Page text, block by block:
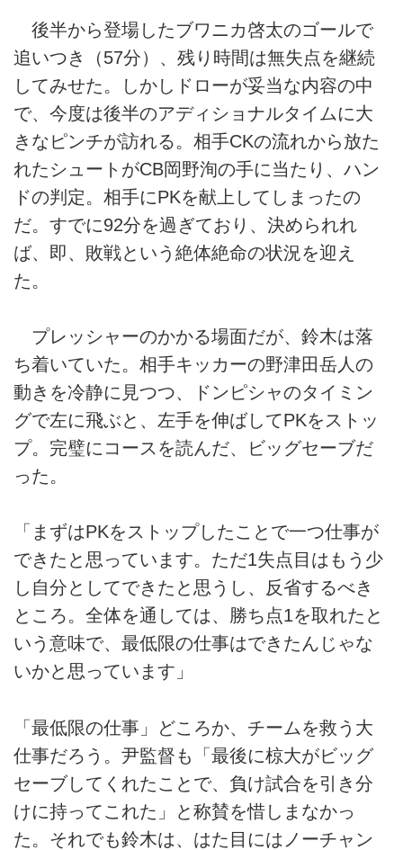
後半から登場したブワニカ啓太のゴールで
追いつき（57分）、残り時間は無失点を継続
してみせた。しかしドローが妥当な内容の中
で、今度は後半のアディショナルタイムに大
きなピンチが訪れる。相手CKの流れから放た
れたシュートがCB岡野洵の手に当たり、ハン
ドの判定。相手にPKを献上してしまったの
だ。すでに92分を過ぎており、決められれ
ば、即、敗戦という絶体絶命の状況を迎え
た。
プレッシャーのかかる場面だが、鈴木は落
ち着いていた。相手キッカーの野津田岳人の
動きを冷静に見つつ、ドンピシャのタイミン
グで左に飛ぶと、左手を伸ばしてPKをストッ
プ。完璧にコースを読んだ、ビッグセーブだ
った。
「まずはPKをストップしたことで一つ仕事が
できたと思っています。ただ1失点目はもう少
し自分としてできたと思うし、反省するべき
ところ。全体を通しては、勝ち点1を取れたと
いう意味で、最低限の仕事はできたんじゃな
いかと思っています」
「最低限の仕事」どころか、チームを救う大
仕事だろう。尹監督も「最後に椋大がビッグ
セーブしてくれたことで、負け試合を引き分
けに持ってこれた」と称賛を惜しまなかっ
た。それでも鈴木は、はた目にはノーチャン